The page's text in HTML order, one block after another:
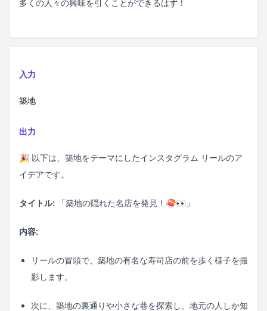
多くの人々の興味を引くことができるはず！
入力
築地
出力
🎉 以下は、築地をテーマにしたインスタグラム リールのア
イデアです。
タイトル: 「築地の隠れた名店を発見！🍣👀」
内容:
リールの冒頭で、築地の有名な寿司店の前を歩く様子を撮
影します。
次に、築地の裏通りや小さな巷を探索し、地元の人しか知